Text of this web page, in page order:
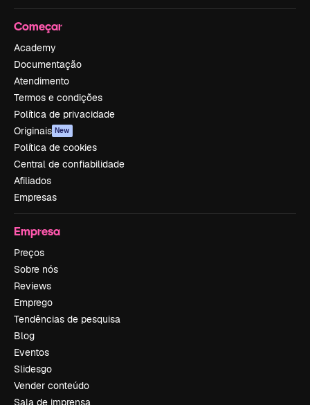
Começar
Academy
Documentação
Atendimento
Termos e condições
Política de privacidade
Originais New
Política de cookies
Central de confiabilidade
Afiliados
Empresas
Empresa
Preços
Sobre nós
Reviews
Emprego
Tendências de pesquisa
Blog
Eventos
Slidesgo
Vender conteúdo
Sala de imprensa